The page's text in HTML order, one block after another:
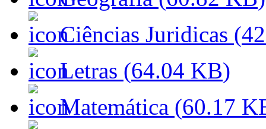
Ciências Juridicas (
Letras (64.04 KB)
Matemática (60.17